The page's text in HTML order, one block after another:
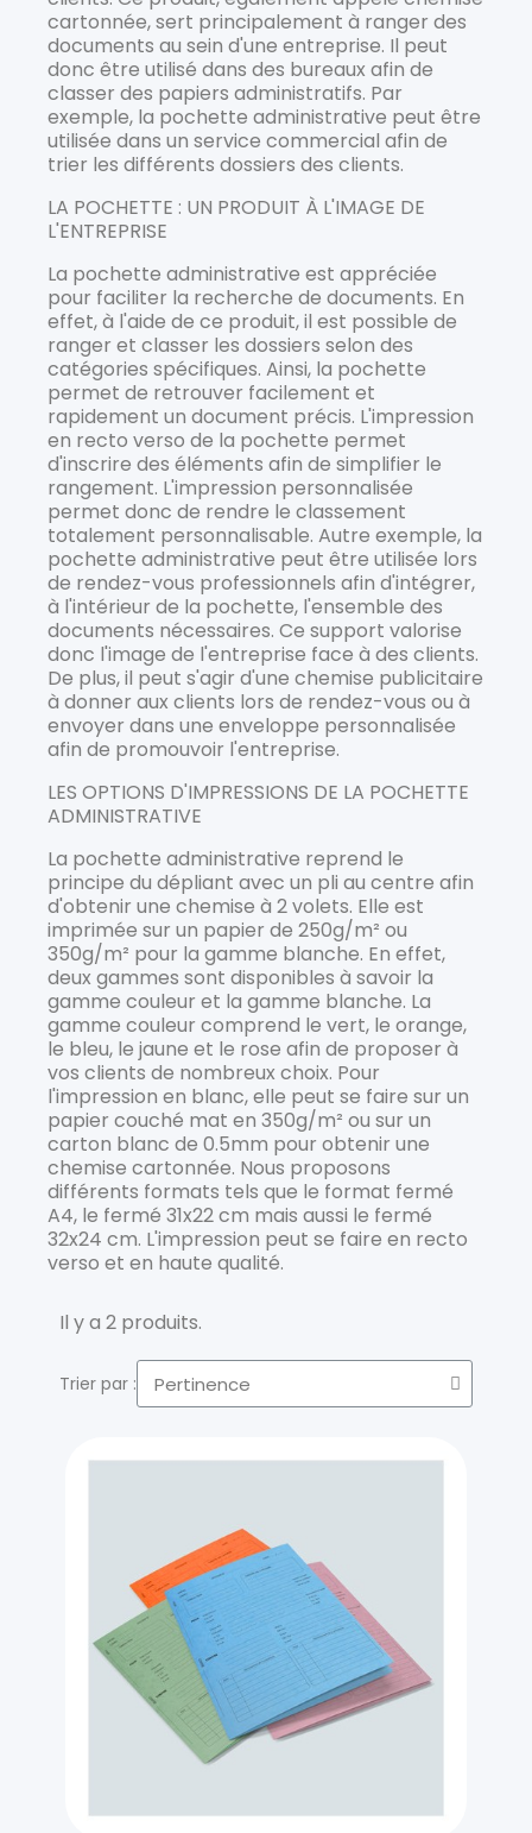
cartonnée, sert principalement à ranger des
documents au sein d'une entreprise. Il peut
donc être utilisé dans des bureaux afin de
classer des papiers administratifs. Par
exemple, la pochette administrative peut être
utilisée dans un service commercial afin de
trier les différents dossiers des clients.
LA POCHETTE : UN PRODUIT À L'IMAGE DE
L'ENTREPRISE
La pochette administrative est appréciée
pour faciliter la recherche de documents. En
effet, à l'aide de ce produit, il est possible de
ranger et classer les dossiers selon des
catégories spécifiques. Ainsi, la pochette
permet de retrouver facilement et
rapidement un document précis. L'impression
en recto verso de la pochette permet
d'inscrire des éléments afin de simplifier le
rangement. L'impression personnalisée
permet donc de rendre le classement
totalement personnalisable. Autre exemple, la
pochette administrative peut être utilisée lors
de rendez-vous professionnels afin d'intégrer,
à l'intérieur de la pochette, l'ensemble des
documents nécessaires. Ce support valorise
donc l'image de l'entreprise face à des clients.
De plus, il peut s'agir d'une chemise publicitaire
à donner aux clients lors de rendez-vous ou à
envoyer dans une enveloppe personnalisée
afin de promouvoir l'entreprise.
LES OPTIONS D'IMPRESSIONS DE LA POCHETTE
ADMINISTRATIVE
La pochette administrative reprend le
principe du dépliant avec un pli au centre afin
d'obtenir une chemise à 2 volets. Elle est
imprimée sur un papier de 250g/m² ou
350g/m² pour la gamme blanche. En effet,
deux gammes sont disponibles à savoir la
gamme couleur et la gamme blanche. La
gamme couleur comprend le vert, le orange,
le bleu, le jaune et le rose afin de proposer à
vos clients de nombreux choix. Pour
l'impression en blanc, elle peut se faire sur un
papier couché mat en 350g/m² ou sur un
carton blanc de 0.5mm pour obtenir une
chemise cartonnée. Nous proposons
différents formats tels que le format fermé
A4, le fermé 31x22 cm mais aussi le fermé
32x24 cm. L'impression peut se faire en recto
verso et en haute qualité.
Il y a 2 produits.
Trier par :